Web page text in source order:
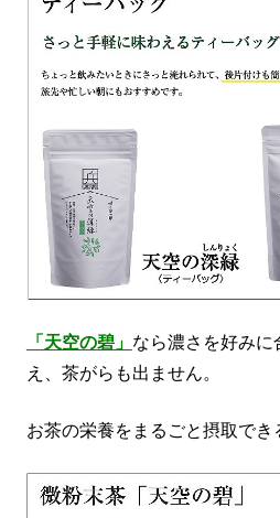
「天空の碧」 なら濃さを好みに
え、茶がらも出ません。
お茶の栄養をまるごと摂取でき